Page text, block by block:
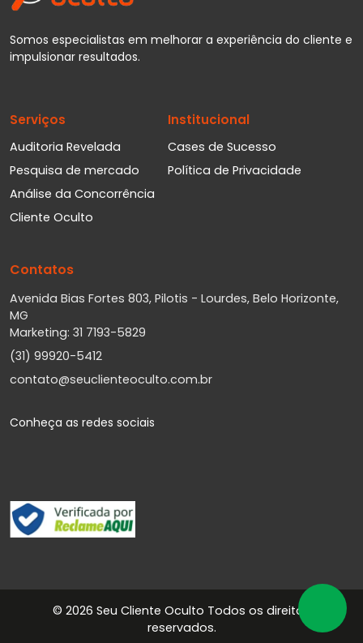
Somos especialistas em melhorar a experiência do cliente e
impulsionar resultados.
Serviços
Auditoria Revelada
Pesquisa de mercado
Análise da Concorrência
Cliente Oculto
Institucional
Cases de Sucesso
Política de Privacidade
Contatos
Avenida Bias Fortes 803, Pilotis - Lourdes, Belo Horizonte,
MG
Marketing: 31 7193-5829
(31) 99920-5412
contato@seuclienteoculto.com.br
Conheça as redes sociais
© 2026 Seu Cliente Oculto Todos os direitos
reservados.